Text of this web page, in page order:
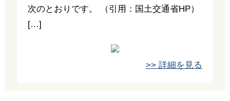
次のとおりです。 （引用：国土交通省HP）
[…]
>> 詳細を見る